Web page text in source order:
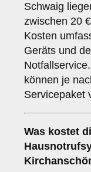
Schwaig
zwischen 20
Kosten
Geräts und
können je
Servicepaket
Was kostet